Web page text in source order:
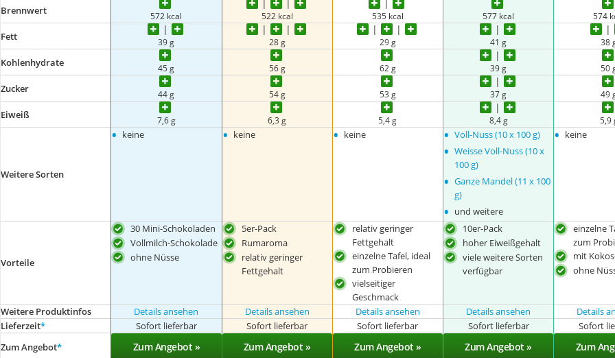
Brennwert 572 kcal 522 kcal 535 kcal 577 kcal 574
Fett 39 g 28 g 29 g 41 g 38
Kohlenhydrate 45 g 56 g 62 g 39 g 50
Zucker 44 g 54 g 53 g 37 g 49
Eiweiß 7,6 g 6,3 g 5,4 g 8,4 g 5,9
Weitere Sorten
• keine • keine • keine • Voll-Nuss (10 x 100 g)
• Weisse Voll-Nuss (10 x
100 g)
• Ganze Mandel (11 x 100
g)
• und weitere
• keine
Vorteile
30 Mini-Schokoladen
Vollmilch-Schokolade
ohne Nüsse
5er-Pack
Rumaroma
relativ geringer
Fettgehalt
relativ geringer
Fettgehalt
einzelne Tafel, ideal
zum Probieren
vielseitiger
Geschmack
10er-Pack
hoher Eiweißgehalt
viele weitere Sorten
verfügbar
einzelne
zum
mit
ohne
Weitere Produktinfos Details ansehen Details ansehen Details ansehen Details ansehen Details
Lieferzeit* Sofort lieferbar Sofort lieferbar Sofort lieferbar Sofort lieferbar Sofort
Zum Angebot* Zum Angebot » Zum Angebot » Zum Angebot » Zum Angebot » Zum